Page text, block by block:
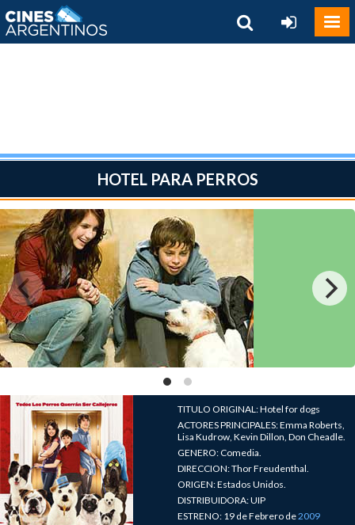
HOTEL PARA PERROS
TITULO ORIGINAL: Hotel for dogs
ACTORES PRINCIPALES: Emma Roberts,
Lisa Kudrow, Kevin Dillon, Don Cheadle.
GENERO: Comedia.
DIRECCION: Thor Freudenthal.
ORIGEN: Estados Unidos.
DISTRIBUIDORA: UIP
ESTRENO: 19 de Febrero de2009